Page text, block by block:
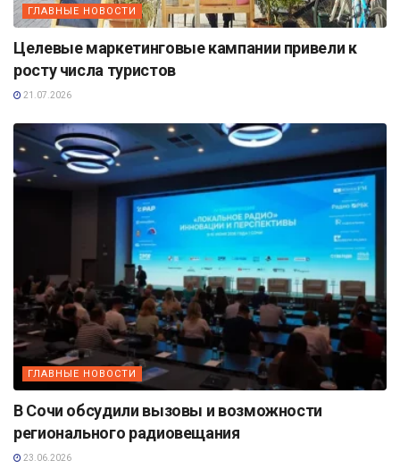
ГЛАВНЫЕ НОВОСТИ
Целевые маркетинговые кампании привели к
росту числа туристов
21.07.2026
ГЛАВНЫЕ НОВОСТИ
В Сочи обсудили вызовы и возможности
регионального радиовещания
23.06.2026